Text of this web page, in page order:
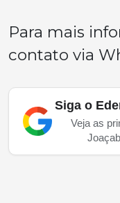
Para mais
contato via
Siga o
Veja as